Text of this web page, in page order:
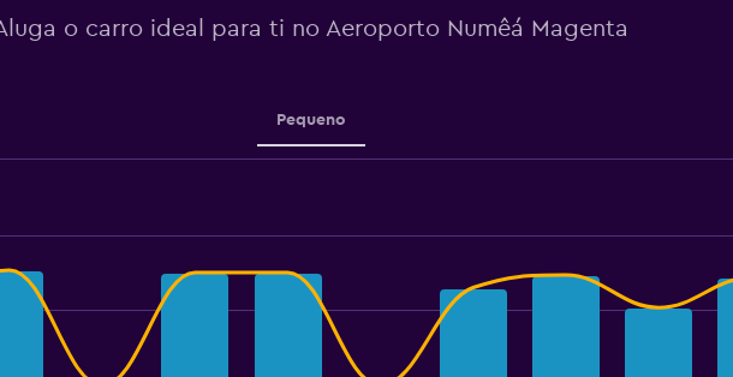
values.
o carro ideal para ti no Aeroporto Numêá Magenta
Pequeno